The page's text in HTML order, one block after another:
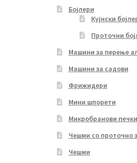
Бојлери
Кујнски
Проточни
Машини за перење
Машини за садови
Фрижидери
Мини шпорети
Микробранови печки
Чешми со проточно
Чешми